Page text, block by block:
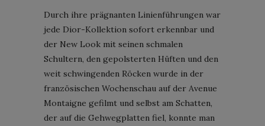
Durch ihre prägnanten Linienführungen war
jede Dior-Kollektion sofort erkennbar und
der New Look mit seinen schmalen
Schultern, den gepolsterten Hüften und den
weit schwingenden Röcken wurde in der
französischen Wochenschau auf der Avenue
Montaigne gefilmt und selbst am Schatten,
der auf die Gehwegplatten fiel, konnte man